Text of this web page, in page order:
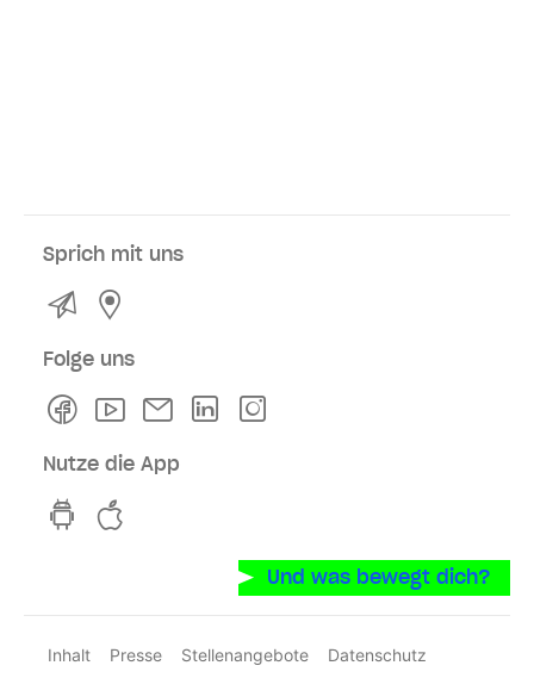
Sprich mit uns
Kontakt
Folge uns
FacebookYoutubeNewsletterLinkedln
Nutze die App
hvv switch App auf GooglePlay
Und was bewegt dich?
Inhalt Presse Stellenangebote
Datenschutz